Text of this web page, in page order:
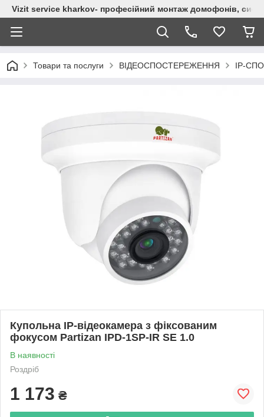
Vizit service kharkov- професійний монтаж домофонів,
Товари та послуги ВІДЕОСПОСТЕРЕЖЕННЯ IP-
Купольна IP-відеокамера з фіксованим
фокусом Partizan IPD-1SP-IR SE 1.0
В наявності
Роздріб
1 173 ₴